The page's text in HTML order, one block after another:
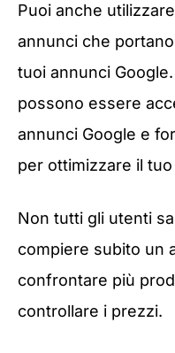
Puoi anche
annunci che
tuoi annunci
possono essere
annunci Google e
per ottimizzare il tuo
Non tutti gli utenti
compiere subito un
confrontare più
controllare i prezzi.